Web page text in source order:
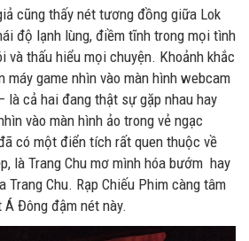
cũng thấy nét tương đồng giữa Lok
độ lạnh lùng, điềm tĩnh trong mọi tình
và thấu hiểu mọi chuyện. Khoảnh khắc
máy game nhìn vào màn hình webcam
là cả hai đang thật sự gặp nhau hay
vào màn hình ảo trong vẻ ngạc
có một điển tích rất quen thuộc về
là Trang Chu mơ mình hóa bướm hay
Trang Chu. Rạp Chiếu Phim càng tâm
Đông đậm nét này.